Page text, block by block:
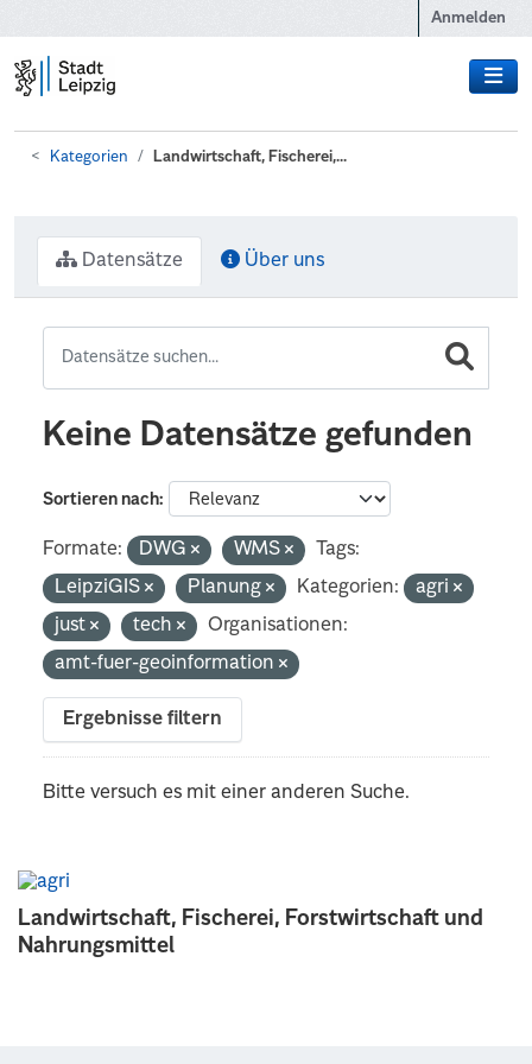
Anmelden
Kategorien Landwirtschaft, Fischerei,...
Landwirtschaft, Fischerei, Forstwirtschaft und
Nahrungsmittel
Datensätze Über uns
Keine Datensätze gefunden
Sortieren nach
Formate: DWG WMS
Tags:
LeipziGIS
Planung Kategorien:
agri
just
tech
Organisationen:
amt-fuer-geoinformation
Ergebnisse filtern
Bitte versuch es mit einer anderen Suche.